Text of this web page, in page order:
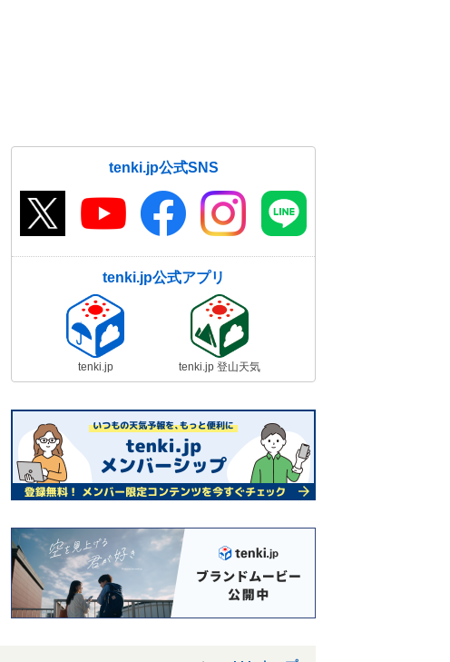
tenki.jp公式SNS
tenki.jp公式アプリ
tenki.jp tenki.jp 登山天気